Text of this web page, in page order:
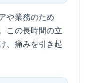
や業務のため
この長時間の立
、痛みを引き起